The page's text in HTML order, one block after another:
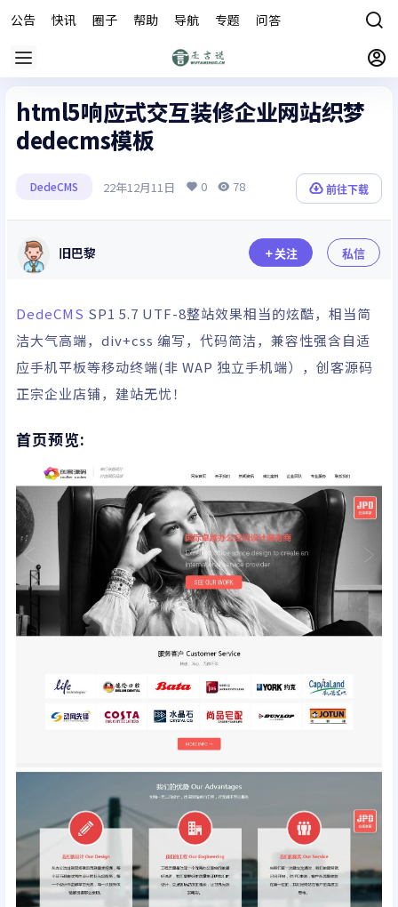
公告 快讯 圈子 帮助 导航 专题 问答
html5响应式交互装修企业网站织梦
dedecms模板
DedeCMS 22年12月11日 0 78 前往下载
旧巴黎 关注 私信
DedeCMS SP1 5.7 UTF-8整站效果相当的炫酷，相当简
洁大气高端，div+css 编写，代码简洁，兼容性强含自适
应手机平板等移动终端(非 WAP 独立手机端），创客源码
正宗企业店铺，建站无忧！
首页预览: